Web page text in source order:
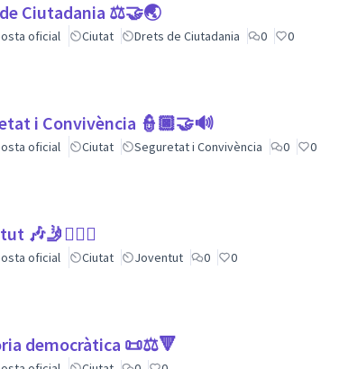
Ciutadania ⚖️🤝🌏
oficial Ciutat Drets de Ciutadania 0 0
i Convivència 👮🏿🤝🔊
oficial Ciutat Seguretat i Convivència 0 0
🎶🤳🙇🏽‍♀
oficial Ciutat Joventut 0 0
democràtica 📜⚖️🔻